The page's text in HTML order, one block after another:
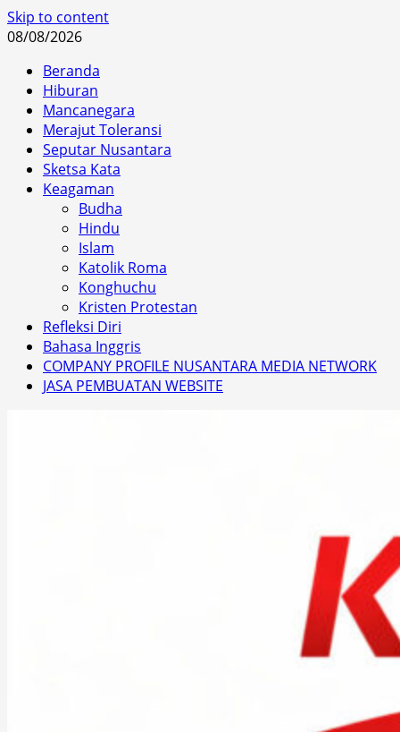
Skip to content
08/08/2026
Beranda
Hiburan
Mancanegara
Merajut Toleransi
Seputar Nusantara
Sketsa Kata
Keagaman
Budha
Hindu
Islam
Katolik Roma
Konghuchu
Kristen Protestan
Refleksi Diri
Bahasa Inggris
COMPANY PROFILE NUSANTARA MEDIA NETWORK
JASA PEMBUATAN WEBSITE